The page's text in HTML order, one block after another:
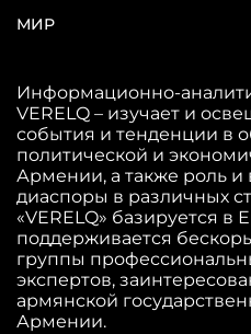
МИР
Информационно-
VERELQ – изучает и
события и тенденции в
политической и
Армении, а также роль
диаспоры в различных
«VERELQ» базируется в
поддерживается
группы
экспертов,
армянской
Армении.